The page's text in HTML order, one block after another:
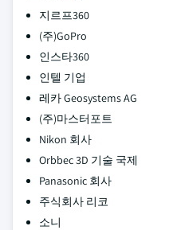
지르프360
(주)GoPro
인스타360
인텔 기업
레카 Geosystems AG
(주)마스터포트
Nikon 회사
Orbbec 3D 기술 국제
Panasonic 회사
주식회사 리코
소니